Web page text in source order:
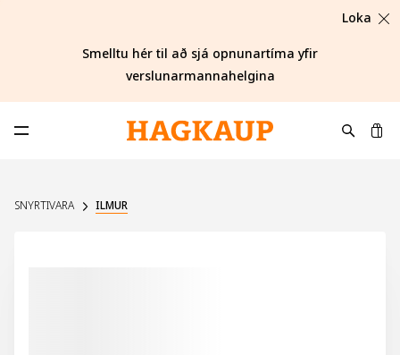
Loka
Smelltu hér til að sjá opnunartíma yfir
verslunarmannahelgina
Opna aðalvalmynd
SNYRTIVARA ILMUR